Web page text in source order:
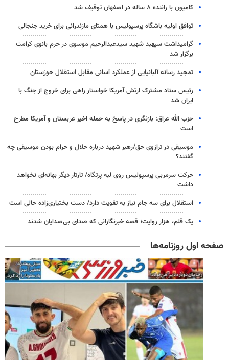
کامیون با راننده ۸ ساله در اصفهان توقیف شد
توافق اولیه باشگاه پرسپولیس با همتای مازندرانی برای خرید جنجالی
گرامیداشت سپهبد شهید سیدعبدالرحیم موسوی در حرم بانوی کرامت
برگزار شد
تمجید رسانه آلبانیایی از عملکرد آسانی مقابل استقلال خوزستان
رئیس ستاد مشترک ارتش آمریکا خواستار راهی برای خروج از جنگ با
ایران شد
حزب الله عراق: بازنگری در پاسخ به حمله اخیر عربستان و آمریکا مطرح
است
موسیقی در ترازوی حق/رهبر شهید درباره حلال و حرام بودن موسیقی چه
گفتند؟
حرکت سرمربی پرسپولیس روی لبه پرتگاه/ تارتار دیگر بهانه‌ای نخواهد
داشت
استقلال برای سه جام نیاز به تقویت دارد/ دست بختیاری‌زاده خالی است
یک قلم، هزار روایت؛ قصه خبرنگارانی که صدای بی‌صدایان شدند
صفحه اول روزنامه‌ها